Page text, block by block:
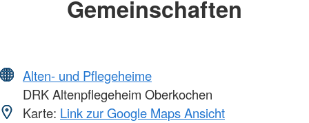
Gemeinschaften
Alten- und Pflegeheime
DRK Altenpflegeheim Oberkochen
Karte: Link zur Google Maps Ansicht